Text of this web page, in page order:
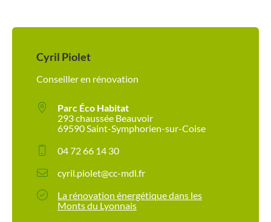
Cyril Piolet
Conseiller en rénovation
Parc Éco Habitat
293 chaussée Beauvoir
69590 Saint-Symphorien-sur-Coise
04 72 66 14 30
cyril.piolet@cc-mdl.fr
La rénovation énergétique dans les
Monts du Lyonnais